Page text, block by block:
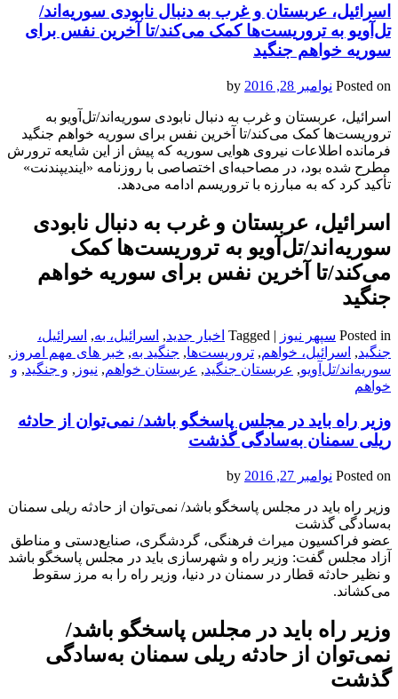
اسرائیل، عربستان و غرب به دنبال نابودی سوریه‌اند/
تل‌آویو به تروریست‌ها کمک می‌کند/تا آخرین نفس برای
سوریه خواهم جنگید
Posted on نوامبر 28, 2016
اسرائیل، عربستان و غرب به دنبال نابودی سوریه‌اند/تل‌آویو به
تروریست‌ها کمک می‌کند/تا آخرین نفس برای سوریه خواهم جنگید
فرمانده اطلاعات نیروی هوایی سوریه که پیش از این شایعه ترورش
مطرح شده بود، در مصاحبه‌ای اختصاصی با روزنامه «ایندیپندنت»
تأکید کرد که به مبارزه با تروریسم ادامه می‌دهد.
اسرائیل، عربستان و غرب به دنبال نابودی
سوریه‌اند/تل‌آویو به تروریست‌ها کمک
می‌کند/تا آخرین نفس برای سوریه خواهم
جنگید
Posted in سپهر نیوز Tagged اخبار جدید, اسرائیل، به, اسرائیل،
جنگید, اسرائیل، خواهم, تروریست‌ها, جنگید به, خبر های مهم امروز ,
سوریه‌اند/تل‌آویو, عربستان جنگید, عربستان خواهم, نیوز , و جنگید, و
خواهم
وزیر راه باید در مجلس پاسخگو باشد/ نمی‌توان از حادثه
ریلی سمنان به‌سادگی گذشت
Posted on نوامبر 27, 2016
وزیر راه باید در مجلس پاسخگو باشد/ نمی‌توان از حادثه ریلی سمنان
به‌سادگی گذشت
عضو فراکسیون میراث فرهنگی، گردشگری، صنایع‌دستی و مناطق
آزاد مجلس گفت: وزیر راه و شهرسازی باید در مجلس پاسخگو باشد
و نظیر حادثه قطار در سمنان در دنیا، وزیر راه را به مرز سقوط
می‌کشاند.
وزیر راه باید در مجلس پاسخگو باشد/
نمی‌توان از حادثه ریلی سمنان به‌سادگی
گذشت